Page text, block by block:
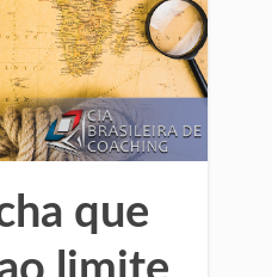
que